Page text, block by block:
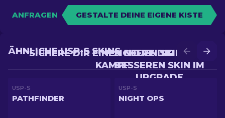
ANFRAGEN GESTALTE DEINE EIGENE KISTE
SICHERE DIR EINEN
BESSEREN SKIN IM
UPGRADE
SICHERE DIR EINEN NEUEN SKIN IM
KAMPF
ÄHNLICHE USP-S SKINS
USP-S
PATHFINDER
USP-S
NIGHT OPS